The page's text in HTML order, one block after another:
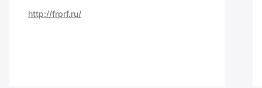
http://frprf.ru/